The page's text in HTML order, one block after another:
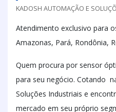
KADOSH AUTOMAÇÃO E
Atendimento exclusivo para
Amazonas, Pará, Rondônia,
Quem procura por sensor
para seu negócio. Cotando
Soluções Industriais e
mercado em seu próprio